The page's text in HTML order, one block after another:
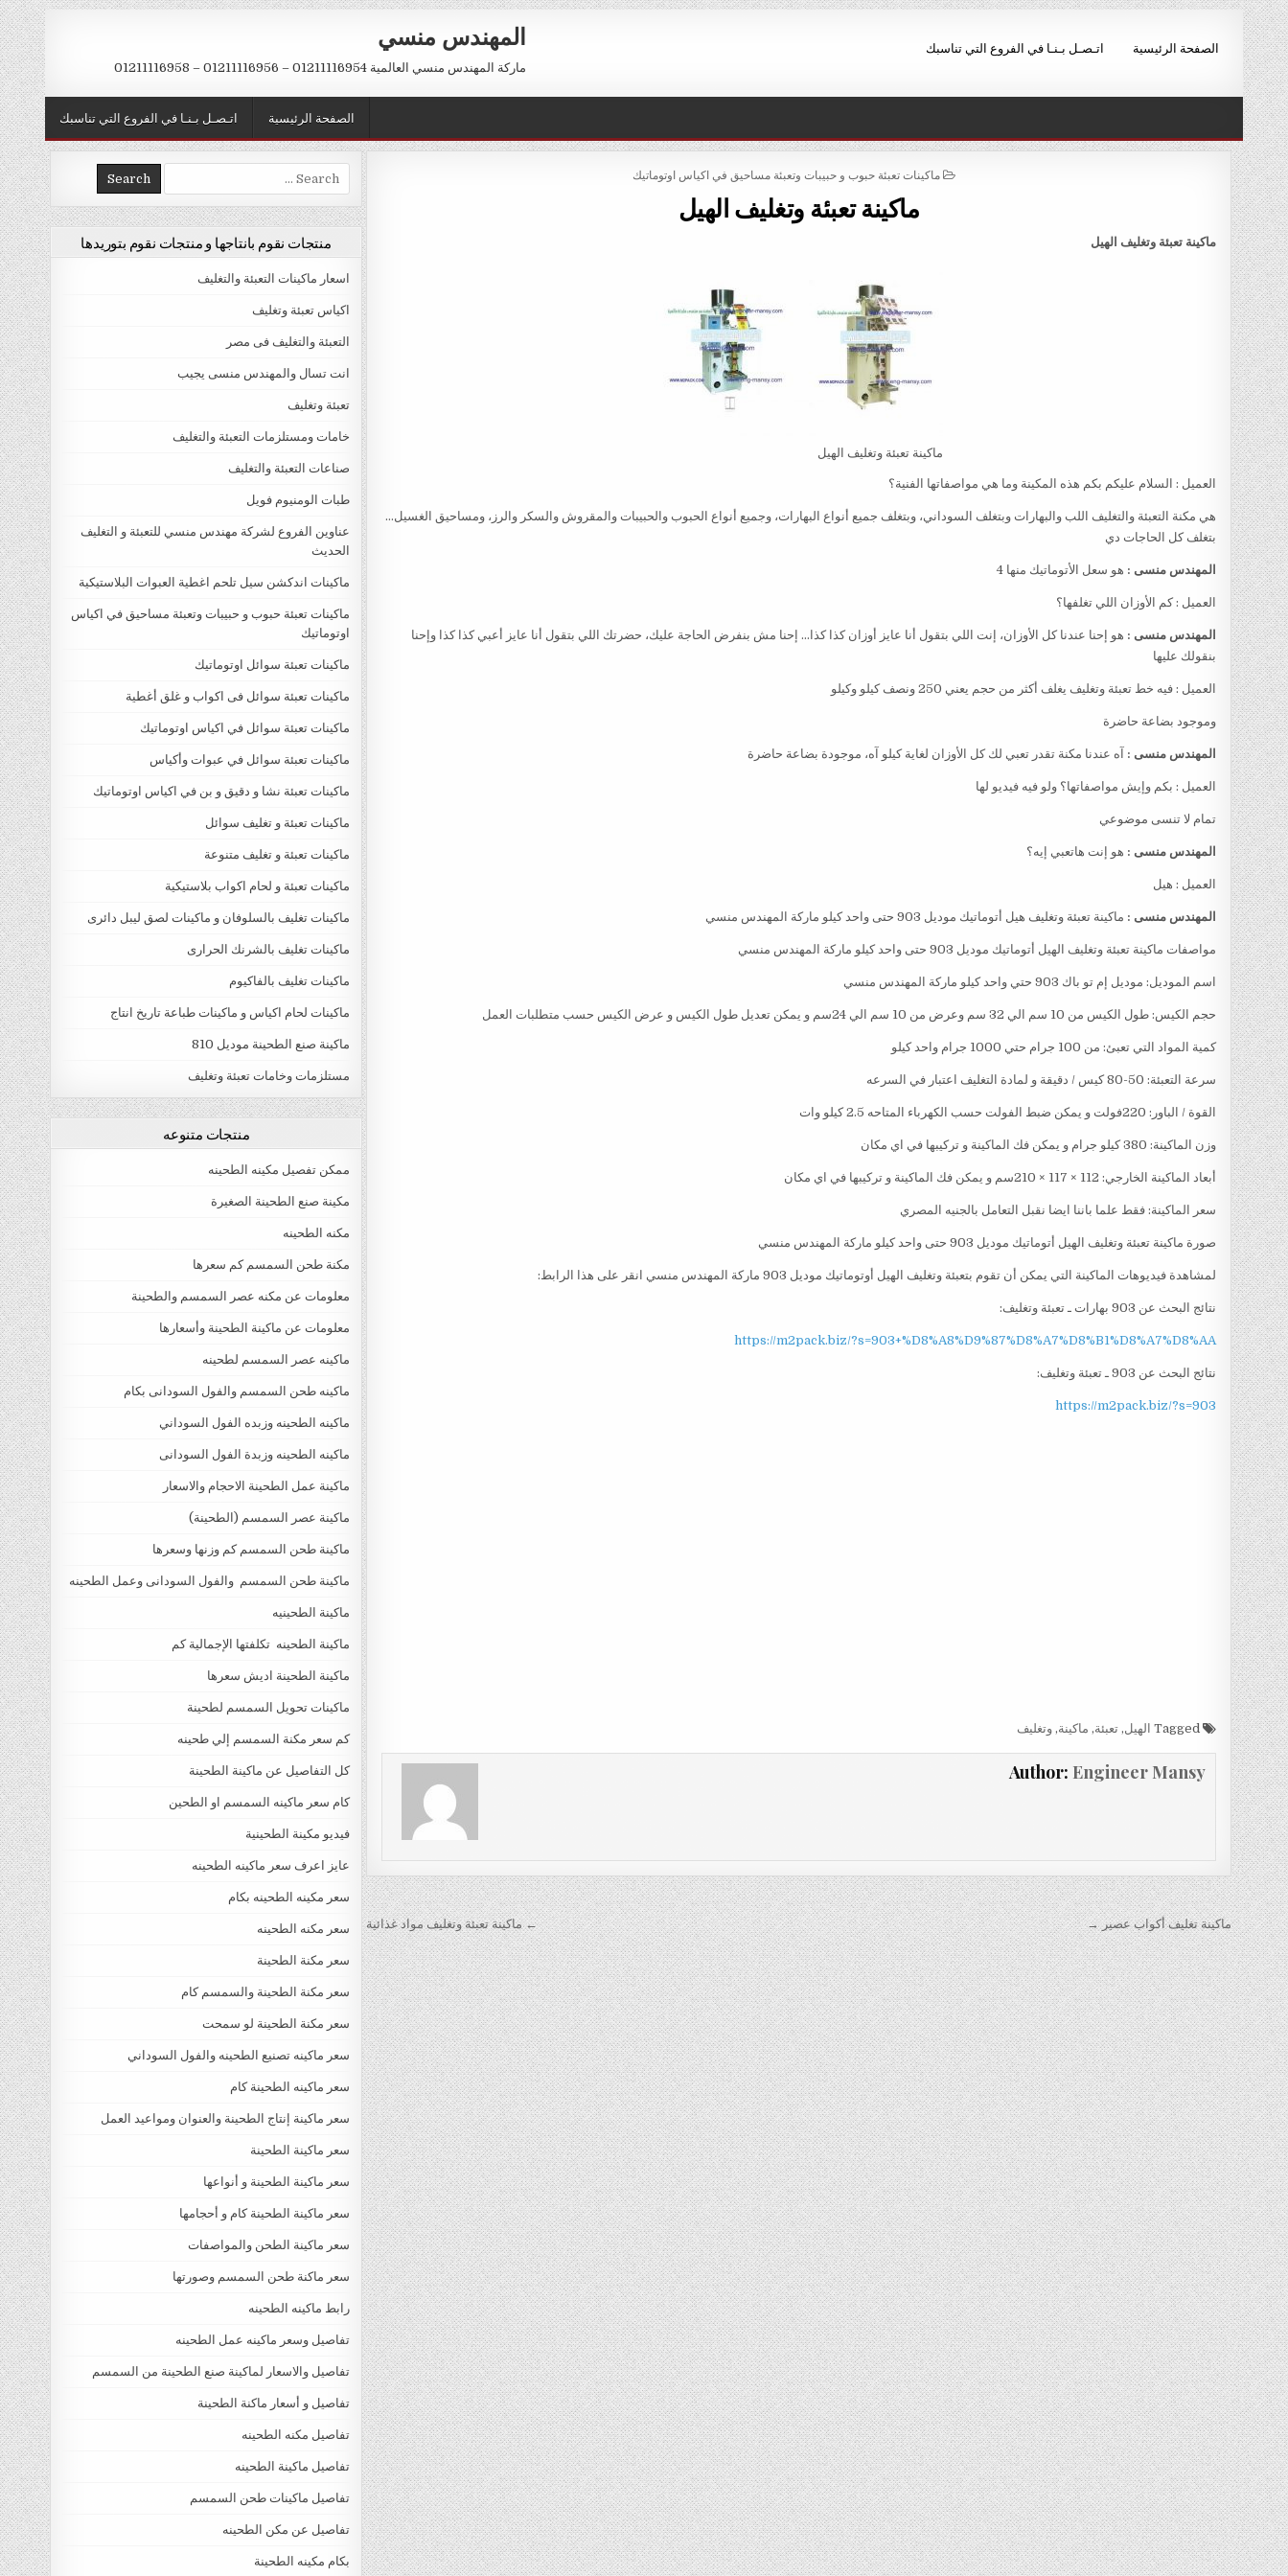
Skip
to
content
المهندس منسي
ماركة المهندس منسي العالمية 01211116954 – 01211116956 – 01211116958
اتـصـل بـنـا في الفروع التي تناسبك الصفحة الرئيسية
اتـصـل بـنـا في الفروع التي تناسبك الصفحة الرئيسية
POSTED
ماكينات تعبئة حبوب و حبيبات وتعبئة مساحيق في اكياس اوتوماتيك
ماكينة تعبئة وتغليف الهيل
ماكينة تعبئة وتغليف الهيل
ماكينة تعبئة وتغليف الهيل
العميل : السلام عليكم بكم هذه المكينة وما هي مواصفاتها الفنية؟
هي مكنة التعبئة والتغليف اللب والبهارات وبتغلف السوداني، وبتغلف جميع أنواع البهارات، وجميع أنواع الحبوب والحبيبات والمقروش والسكر والرز، ومساحيق الغسيل…
بتغلف كل الحاجات دي
المهندس منسى : هو سعل الأتوماتيك منها 4
العميل : كم الأوزان اللي تغلفها؟
المهندس منسى : هو إحنا عندنا كل الأوزان، إنت اللي بتقول أنا عايز أوزان كذا كذا… إحنا مش بنفرض الحاجة عليك، حضرتك اللي بتقول أنا عايز أعبي كذا كذا وإحنا
بنقولك عليها
العميل : فيه خط تعبئة وتغليف يغلف أكثر من حجم يعني 250 ونصف كيلو وكيلو
وموجود بضاعة حاضرة
المهندس منسى : آه عندنا مكنة تقدر تعبي لك كل الأوزان لغاية كيلو آه، موجودة بضاعة حاضرة
العميل : بكم وإيش مواصفاتها؟ ولو فيه فيديو لها
تمام لا تنسى موضوعي
المهندس منسى : هو إنت هاتعبي إيه؟
العميل : هيل
المهندس منسى : ماكينة تعبئة وتغليف هيل أتوماتيك موديل 903 حتى واحد كيلو ماركة المهندس منسي
مواصفات ماكينة تعبئة وتغليف الهيل أتوماتيك موديل 903 حتى واحد كيلو ماركة المهندس منسي
اسم الموديل: موديل إم تو باك 903 حتي واحد كيلو ماركة المهندس منسي
حجم الكيس: طول الكيس من 10 سم الي 32 سم وعرض من 10 سم الي 24سم و يمكن تعديل طول الكيس و عرض الكيس حسب متطلبات العمل
كمية المواد التي تعبئ: من 100 جرام حتي 1000 جرام واحد كيلو
سرعة التعبئة: 50-80 كيس / دقيقة و لمادة التغليف اعتبار في السرعه
القوة / الباور: 220فولت و يمكن ضبط الفولت حسب الكهرباء المتاحه 2.5 كيلو وات
وزن الماكينة: 380 كيلو جرام و يمكن فك الماكينة و تركيبها في اي مكان
أبعاد الماكينة الخارجي: 112 × 117 × 210سم و يمكن فك الماكينة و تركيبها في اي مكان
سعر الماكينة: فقط علما باننا ايضا نقبل التعامل بالجنيه المصري
صورة ماكينة تعبئة وتغليف الهيل أتوماتيك موديل 903 حتى واحد كيلو ماركة المهندس منسي
لمشاهدة فيديوهات الماكينة التي يمكن أن تقوم بتعبئة وتغليف الهيل أوتوماتيك موديل 903 ماركة المهندس منسي انقر على هذا الرابط:
نتائج البحث عن 903 بهارات ـ تعبئة وتغليف:
https://m2pack.biz/?s=903+%D8%A8%D9%87%D8%A7%D8%B1%D8%A7%D8%AA
نتائج البحث عن 903 ـ تعبئة وتغليف:
https://m2pack.biz/?s=903
Tagged الهيل,تعبئة, ماكينة,وتغليف
Author: Engineer Mansy
تصفّح
المقالات
← ماكينة تعبئة وتغليف مواد غذائية ماكينة تغليف أكواب عصير →
Search
for:
منتجات نقوم بانتاجها و منتجات نقوم بتوريدها
اسعار ماكينات التعبئة والتغليف
اكياس تعبئة وتغليف
التعبئة والتغليف فى مصر
انت تسال والمهندس منسى يجيب
تعبئة وتغليف
خامات ومستلزمات التعبئة والتغليف
صناعات التعبئة والتغليف
طبات الومنيوم فويل
عناوين الفروع لشركة مهندس منسي للتعبئة و التغليف
الحديث
ماكينات اندكشن سيل تلحم اغطية العبوات البلاستيكية
ماكينات تعبئة حبوب و حبيبات وتعبئة مساحيق في اكياس
اوتوماتيك
ماكينات تعبئة سوائل اوتوماتيك
ماكينات تعبئة سوائل فى اكواب و غلق أغطية
ماكينات تعبئة سوائل في اكياس اوتوماتيك
ماكينات تعبئة سوائل في عبوات وأكياس
ماكينات تعبئة نشا و دقيق و بن في اكياس اوتوماتيك
ماكينات تعبئة و تغليف سوائل
ماكينات تعبئة و تغليف متنوعة
ماكينات تعبئة و لحام اكواب بلاستيكية
ماكينات تغليف بالسلوفان و ماكينات لصق ليبل دائرى
ماكينات تغليف بالشرنك الحرارى
ماكينات تغليف بالفاكيوم
ماكينات لحام اكياس و ماكينات طباعة تاريخ انتاج
ماكينة صنع الطحينة موديل 810
مستلزمات وخامات تعبئة وتغليف
منتجات متنوعه
ممكن تفصيل مكينه الطحينه
مكينة صنع الطحينة الصغيرة
مكنه الطحينه
مكنة طحن السمسم كم سعرها
معلومات عن مكنه عصر السمسم والطحينة
معلومات عن ماكينة الطحينة وأسعارها
ماكينه عصر السمسم لطحينه
ماكينه طحن السمسم والفول السودانى بكام
ماكينه الطحينه وزبده الفول السوداني
ماكينه الطحينه وزبدة الفول السودانى
ماكينة عمل الطحينة الاحجام والاسعار
ماكينة عصر السمسم (الطحينة)
ماكينة طحن السمسم كم وزنها وسعرها
ماكينة طحن السمسم والفول السودانى وعمل الطحينه
ماكينة الطحينيه
ماكينة الطحينه تكلفتها الإجمالية كم
ماكينة الطحينة اديش سعرها
ماكينات تحويل السمسم لطحينة
كم سعر مكنة السمسم إلي طحينه
كل التفاصيل عن ماكينة الطحينة
كام سعر ماكينه السمسم او الطحين
فيديو مكينة الطحينية
عايز اعرف سعر ماكينه الطحينه
سعر مكينه الطحينه بكام
سعر مكنه الطحينه
سعر مكنة الطحينة
سعر مكنة الطحينة والسمسم كام
سعر مكنة الطحينة لو سمحت
سعر ماكينه تصنيع الطحينه والفول السوداني
سعر ماكينه الطحينة كام
سعر ماكينة إنتاج الطحينة والعنوان ومواعيد العمل
سعر ماكينة الطحينة
سعر ماكينة الطحينة و أنواعها
سعر ماكينة الطحينة كام و أحجامها
سعر ماكينة الطحن والمواصفات
سعر ماكنة طحن السمسم وصورتها
رابط ماكينه الطحينه
تفاصيل وسعر ماكينه عمل الطحينه
تفاصيل والاسعار لماكينة صنع الطحينة من السمسم
تفاصيل و أسعار ماكنة الطحينة
تفاصيل مكنه الطحينه
تفاصيل ماكينة الطحينه
تفاصيل ماكينات طحن السمسم
تفاصيل عن مكن الطحينه
بكام مكينه الطحينة